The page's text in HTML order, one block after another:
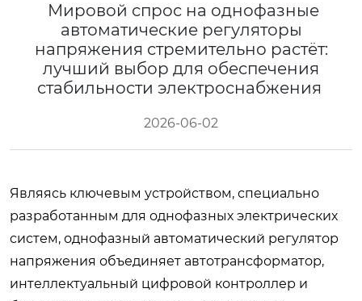
Мировой спрос на однофазные
автоматические регуляторы
напряжения стремительно растёт:
лучший выбор для обеспечения
стабильности электроснабжения
2026-06-02
Являясь ключевым устройством, специально
разработанным для однофазных электрических
систем, однофазный автоматический регулятор
напряжения объединяет автотрансформатор,
интеллектуальный цифровой контроллер и